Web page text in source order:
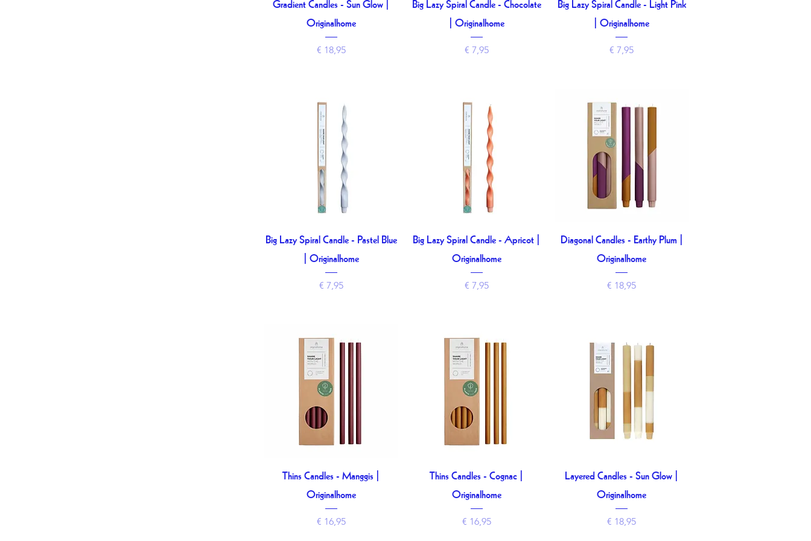
Gradient Candles - Sun Glow |
Originalhome
Prijs
€ 18,95
Big Lazy Spiral Candle - Chocolate
| Originalhome
Prijs
€ 7,95
Big Lazy Spiral Candle - Light Pink
| Originalhome
Prijs
€ 7,95
Snel overzicht
Big Lazy Spiral Candle - Pastel Blue
| Originalhome
Prijs
€ 7,95
Snel overzicht
Big Lazy Spiral Candle - Apricot |
Originalhome
Prijs
€ 7,95
Snel overzicht
Diagonal Candles - Earthy Plum |
Originalhome
Prijs
€ 18,95
Snel overzicht
Thins Candles - Manggis |
Originalhome
Prijs
€ 16,95
Snel overzicht
Thins Candles - Cognac |
Originalhome
Prijs
€ 16,95
Snel overzicht
Layered Candles - Sun Glow |
Originalhome
Prijs
€ 18,95